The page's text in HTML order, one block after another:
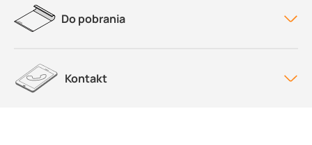
Do pobrania
Kontakt